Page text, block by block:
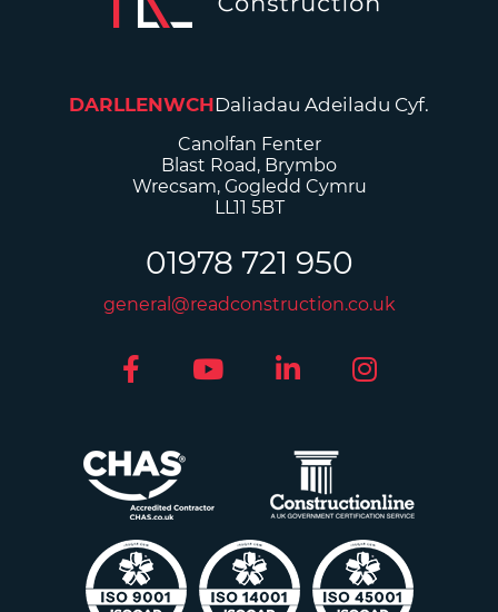
DARLLENWCHDaliadau Adeiladu Cyf.
Canolfan Fenter
Blast Road, Brymbo
Wrecsam, Gogledd Cymru
LL11 5BT
01978 721 950
general@readconstruction.co.uk